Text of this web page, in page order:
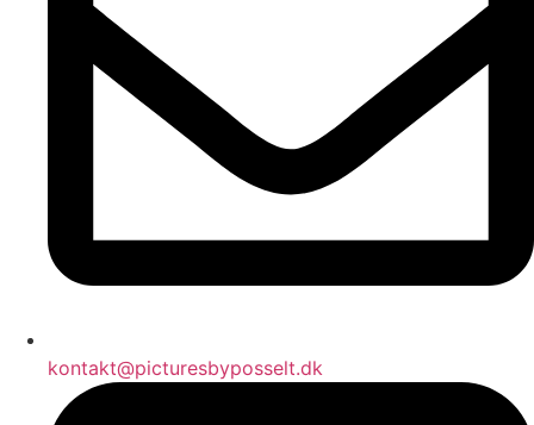
kontakt@picturesbyposselt.dk